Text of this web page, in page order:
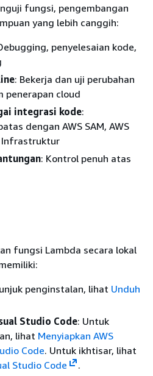
fungsi, pengembangan
yang lebih canggih:
penyelesaian kode,
: Bekerja dan uji perubahan
penerapan cloud
integrasi kode:
dengan AWS SAM, AWS
Infrastruktur
: Kontrol penuh atas
fungsi Lambda secara lokal
penginstalan, lihat Unduh
Studio Code: Untuk
lihat Menyiapkan AWS
Code. Untuk ikhtisar, lihat
Studio Code
.